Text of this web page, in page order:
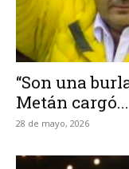
“Son una
Metán cargó...
28 de mayo, 2026